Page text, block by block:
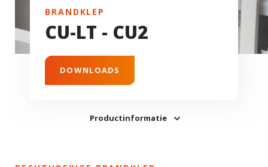
BRANDKLEP
CU-LT - CU2
DOWNLOADS
Productinformatie